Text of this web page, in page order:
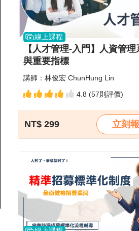
線上課程
【人才管理-入門】人資管
與重要指標
講師：林俊宏 ChunHung Lin
4.8 (57則評價)
NT$ 299 立刻